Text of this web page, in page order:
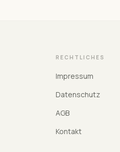
RECHTLICHES
Impressum
Datenschutz
AGB
Kontakt